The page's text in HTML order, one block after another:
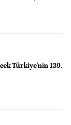
Türkiye'nin 139.